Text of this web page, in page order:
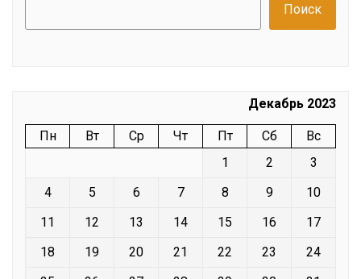
Поиск
Декабрь 2023
Пн Вт Ср Чт Пт Сб
Вс
1
2
3
4
5 6 7 8 9
10
11
12 13 14 15 16
17
18
19 20 21 22 23
24